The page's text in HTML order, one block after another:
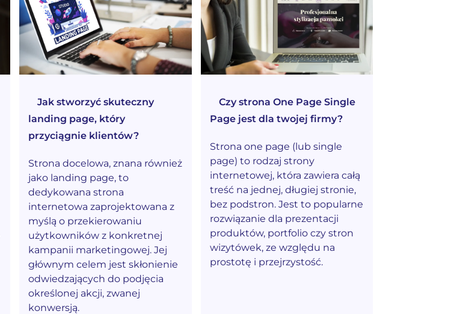
Jak stworzyć skuteczny
landing page, który
przyciągnie klientów?
Strona docelowa, znana również
jako landing page, to
dedykowana strona
internetowa zaprojektowana z
myślą o przekierowaniu
użytkowników z konkretnej
kampanii marketingowej. Jej
głównym celem jest skłonienie
odwiedzających do podjęcia
określonej akcji, zwanej
konwersją.
Czy strona One Page Single
Page jest dla twojej firmy?
Strona one page (lub single
page) to rodzaj strony
internetowej, która zawiera całą
treść na jednej, długiej stronie,
bez podstron. Jest to popularne
rozwiązanie dla prezentacji
produktów, portfolio czy stron
wizytówek, ze względu na
prostotę i przejrzystość.